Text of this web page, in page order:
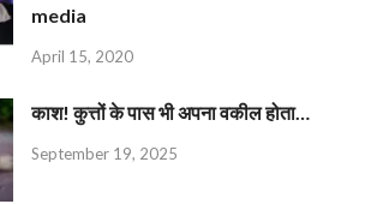
media
April 15, 2020
काश! कुत्तों के पास भी अपना वकील होता…
September 19, 2025